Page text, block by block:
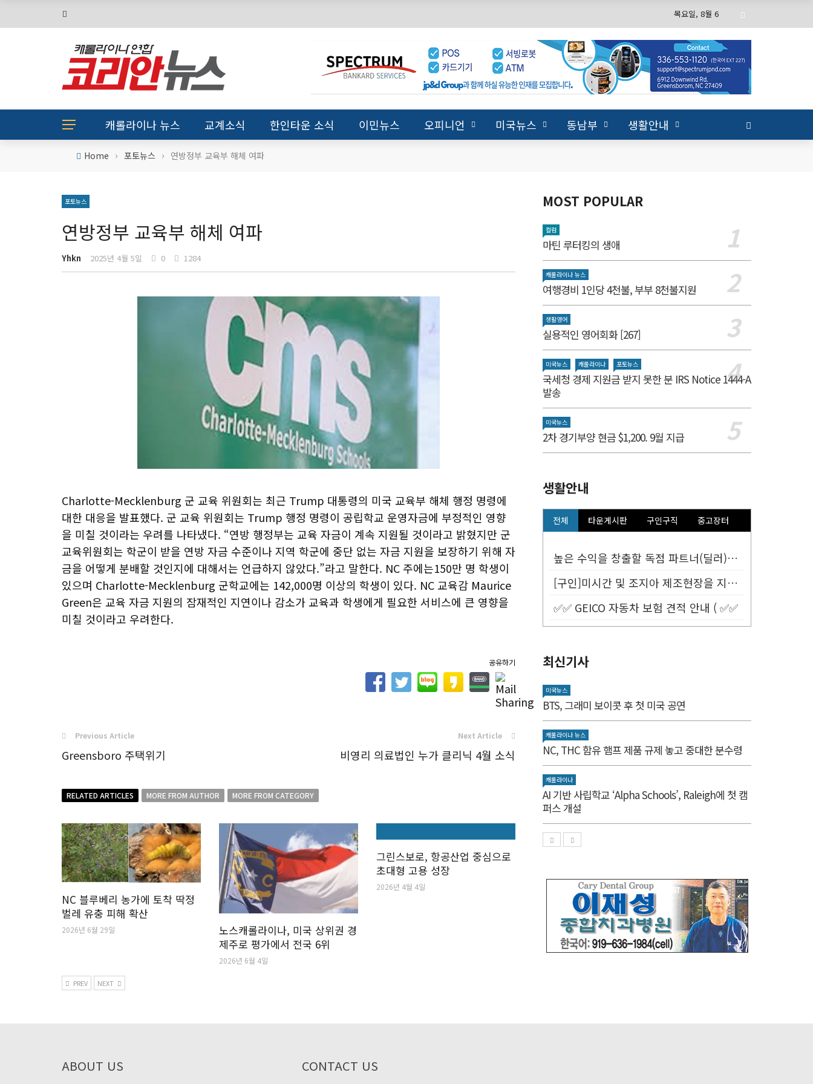
목요일, 8월 6
캐롤라이나 뉴스 교계소식 한인타운 소식 이민뉴스 오피니언 미국뉴스 동남부 생활안내
Home › 포토뉴스 › 연방정부 교육부 해체 여파
포토뉴스
연방정부 교육부 해체 여파
Yhkn 2025년 4월 5일 0 1284
Charlotte-Mecklenburg 군 교육 위원회는 최근 Trump 대통령의 미국 교육부 해체 행정 명령에
대한 대응을 발표했다. 군 교육 위원회는 Trump 행정 명령이 공립학교 운영자금에 부정적인 영향
을 미칠 것이라는 우려를 나타냈다. “연방 행정부는 교육 자금이 계속 지원될 것이라고 밝혔지만 군
교육위원회는 학군이 받을 연방 자금 수준이나 지역 학군에 중단 없는 자금 지원을 보장하기 위해 자
금을 어떻게 분배할 것인지에 대해서는 언급하지 않았다.”라고 말한다. NC 주에는150만 명 학생이
있으며 Charlotte-Mecklenburg 군학교에는 142,000명 이상의 학생이 있다. NC 교육감 Maurice
Green은 교육 자금 지원의 잠재적인 지연이나 감소가 교육과 학생에게 필요한 서비스에 큰 영향을
미칠 것이라고 우려한다.
공유하기
Previous Article
Greensboro 주택위기
Next Article
비영리 의료법인 누가 클리닉 4월 소식
RELATED ARTICLES MORE FROM AUTHOR MORE FROM CATEGORY
NC 블루베리 농가에 토착 딱정
벌레 유충 피해 확산
2026년 6월 29일
노스캐롤라이나, 미국 상위권 경
제주로 평가에서 전국 6위
2026년 6월 4일
그린스보로, 항공산업 중심으로
초대형 고용 성장
2026년 4월 4일
PREV NEXT
MOST POPULAR
컬럼
마틴 루터킹의 생애
캐롤라이나 뉴스
여행경비 1인당 4천불, 부부 8천불지원
생활영어
실용적인 영어회화 [267]
미국뉴스 캐롤라이나 포토뉴스
국세청 경제 지원금 받지 못한 분 IRS Notice 1444-A
발송
미국뉴스
2차 경기부양 현금 $1,200. 9월 지급
생활안내
전체 타운게시판 구인구직 중고장터
높은 수익을 창출할 독점 파트너(딜러)를 모십니다.
[구인]미시간 및 조지아 제조현장을 지원할 Customer Service...
✅✅ GEICO 자동차 보험 견적 안내 ( ✅✅
최신기사
미국뉴스
BTS, 그래미 보이콧 후 첫 미국 공연
캐롤라이나 뉴스
NC, THC 함유 햄프 제품 규제 놓고 중대한 분수령
캐롤라이나
AI 기반 사립학교 ‘Alpha Schools’, Raleigh에 첫 캠
퍼스 개설
ABOUT US CONTACT US